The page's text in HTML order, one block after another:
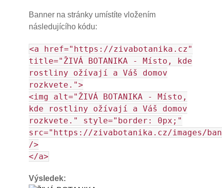
Banner na stránky umístíte vložením
následujícího kódu:
<a href="https://zivabotanika.cz"
title="ŽIVÁ BOTANIKA - Místo, kde
rostliny ožívají a Váš domov
rozkvete.">
<img alt="ŽIVÁ BOTANIKA - Místo,
kde rostliny ožívají a Váš domov
rozkvete." style="border: 0px;"
src="https://zivabotanika.cz/images/
/>
</a>
Výsledek: